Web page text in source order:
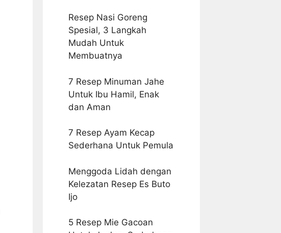
Resep Nasi Goreng
Spesial, 3 Langkah
Mudah Untuk
Membuatnya
7 Resep Minuman Jahe
Untuk Ibu Hamil, Enak
dan Aman
7 Resep Ayam Kecap
Sederhana Untuk Pemula
Menggoda Lidah dengan
Kelezatan Resep Es Buto
Ijo
5 Resep Mie Gacoan